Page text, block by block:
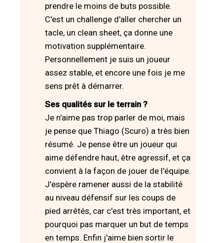
prendre le moins de buts possible.
C'est un challenge d'aller chercher un
tacle, un clean sheet, ça donne une
motivation supplémentaire.
Personnellement je suis un joueur
assez stable, et encore une fois je me
sens prêt à démarrer.
Ses qualités sur le terrain ?
Je n'aime pas trop parler de moi, mais
je pense que Thiago (Scuro) a très bien
résumé. Je pense être un joueur qui
aime défendre haut, être agressif, et ça
convient à la façon de jouer de l'équipe.
J'espère ramener aussi de la stabilité
au niveau défensif sur les coups de
pied arrêtés, car c'est très important, et
pourquoi pas marquer un but de temps
en temps. Enfin j'aime bien sortir le